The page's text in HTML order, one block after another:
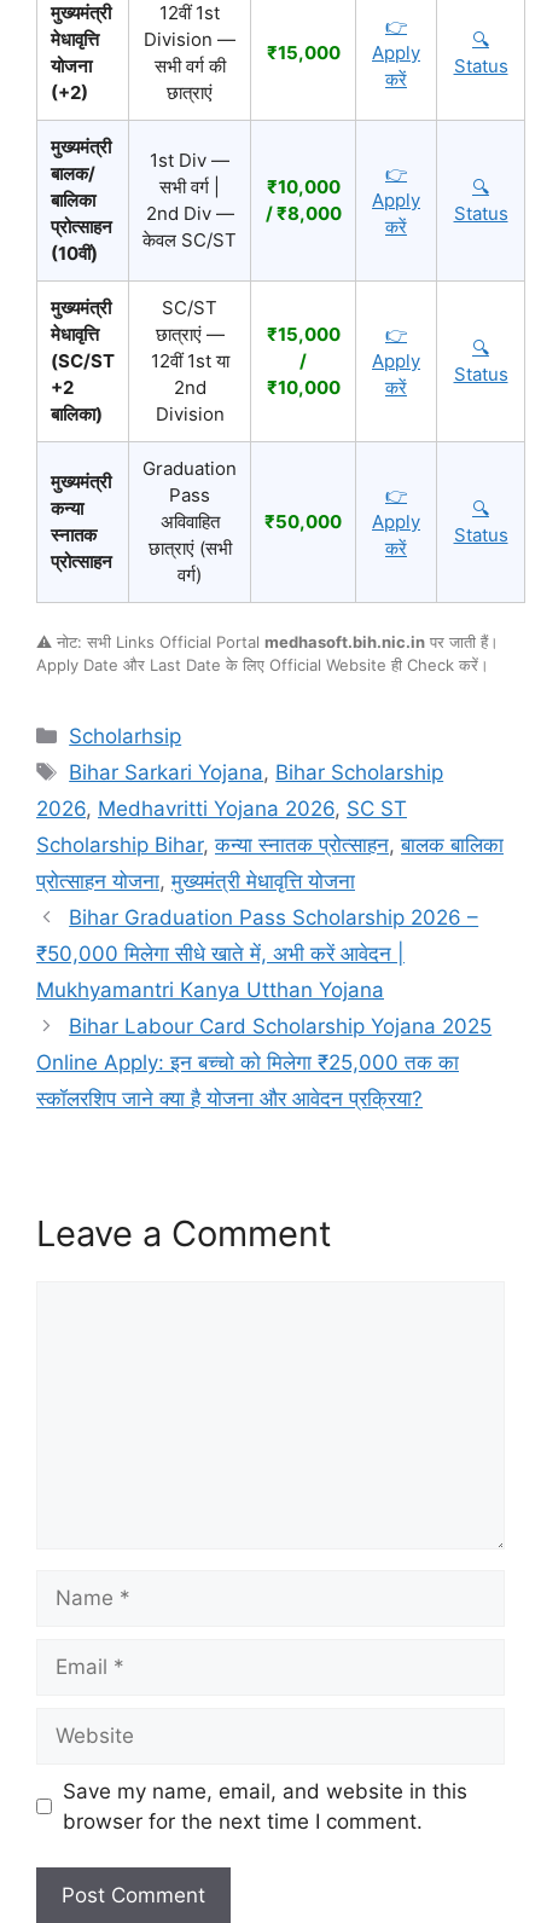
मुख्यमंत्री
मेधावृत्ति
योजना
(+2)
12वीं 1st
Division —
सभी वर्ग की
छात्राएं
₹15,000
👉
Apply
करें
🔍
Status
मुख्यमंत्री
बालक/
बालिका
प्रोत्साहन
(10वीं)
1st Div —
सभी वर्ग |
2nd Div —
केवल SC/ST
₹10,000
/ ₹8,000
👉
Apply
करें
🔍
Status
मुख्यमंत्री
मेधावृत्ति
(SC/ST
+2
बालिका)
SC/ST
छात्राएं —
12वीं 1st या
2nd
Division
₹15,000
/
₹10,000
👉
Apply
करें
🔍
Status
मुख्यमंत्री
कन्या
स्नातक
प्रोत्साहन
Graduation
Pass
अविवाहित
छात्राएं (सभी
वर्ग)
₹50,000
👉
Apply
करें
🔍
Status
⚠️ नोट: सभी Links Official Portal medhasoft.bih.nic.in पर जाती हैं।
Apply Date और Last Date के लिए Official Website ही Check करें।
Categories
Scholarhsip
Tags
Bihar Sarkari Yojana, Bihar Scholarship
2026, Medhavritti Yojana 2026, SC ST
Scholarship Bihar,कन्या स्नातक प्रोत्साहन,बालक बालिका
प्रोत्साहन योजना,मुख्यमंत्री मेधावृत्ति योजना
Bihar Graduation Pass Scholarship 2026 –
₹50,000 मिलेगा सीधे खाते में, अभी करें आवेदन |
Mukhyamantri Kanya Utthan Yojana
Bihar Labour Card Scholarship Yojana 2025
Online Apply: इन बच्चो को मिलेगा ₹25,000 तक का
स्कॉलरशिप जाने क्या है योजना और आवेदन प्रक्रिया?
Leave a Comment
Save my name, email, and website in this
browser for the next time I comment.